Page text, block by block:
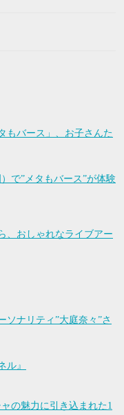
もバース」、お子さんた
で”メタもバース”が体験
、おしゃれなライブアー
ソナリティ”大庭奈々”さ
ル』
の魅力に引き込まれた1